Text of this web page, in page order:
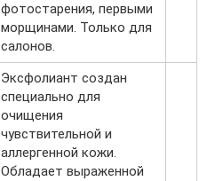
фотостарения, первыми
морщинами. Только для
салонов.
Эксфолиант создан
специально для
очищения
чувствительной и
аллергенной кожи.
Обладает выраженной